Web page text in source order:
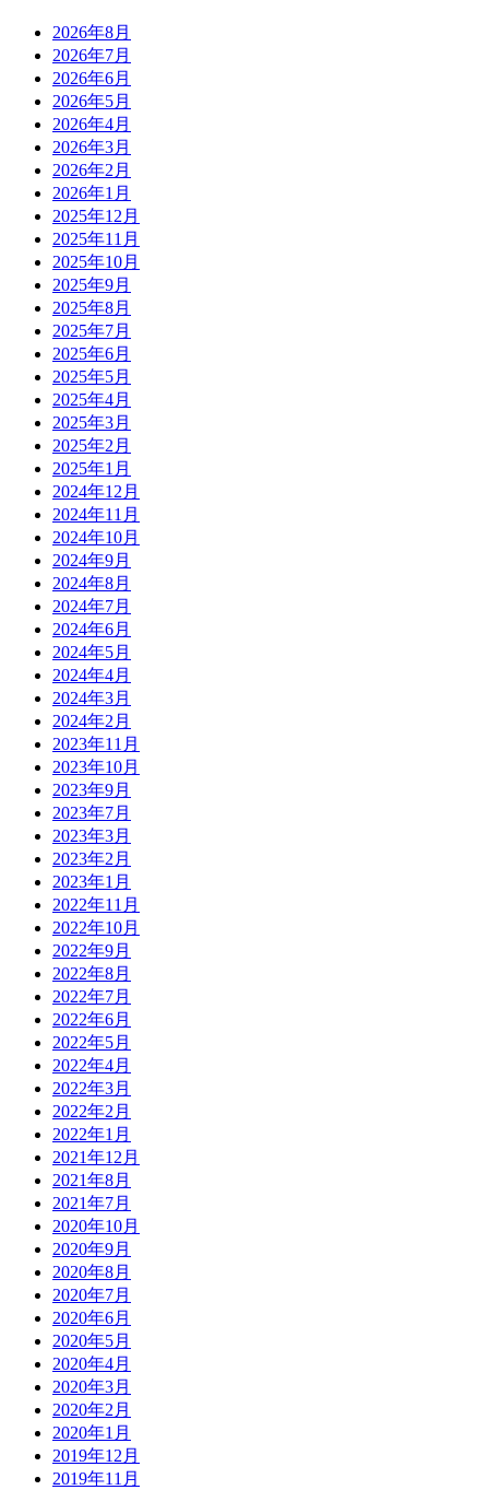
2026年8月
2026年7月
2026年6月
2026年5月
2026年4月
2026年3月
2026年2月
2026年1月
2025年12月
2025年11月
2025年10月
2025年9月
2025年8月
2025年7月
2025年6月
2025年5月
2025年4月
2025年3月
2025年2月
2025年1月
2024年12月
2024年11月
2024年10月
2024年9月
2024年8月
2024年7月
2024年6月
2024年5月
2024年4月
2024年3月
2024年2月
2023年11月
2023年10月
2023年9月
2023年7月
2023年3月
2023年2月
2023年1月
2022年11月
2022年10月
2022年9月
2022年8月
2022年7月
2022年6月
2022年5月
2022年4月
2022年3月
2022年2月
2022年1月
2021年12月
2021年8月
2021年7月
2020年10月
2020年9月
2020年8月
2020年7月
2020年6月
2020年5月
2020年4月
2020年3月
2020年2月
2020年1月
2019年12月
2019年11月